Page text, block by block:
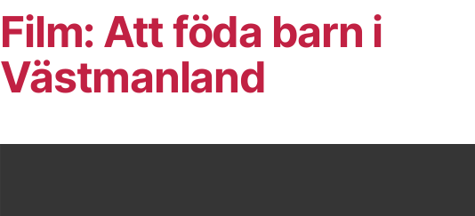
Film: Att föda barn i
Västmanland